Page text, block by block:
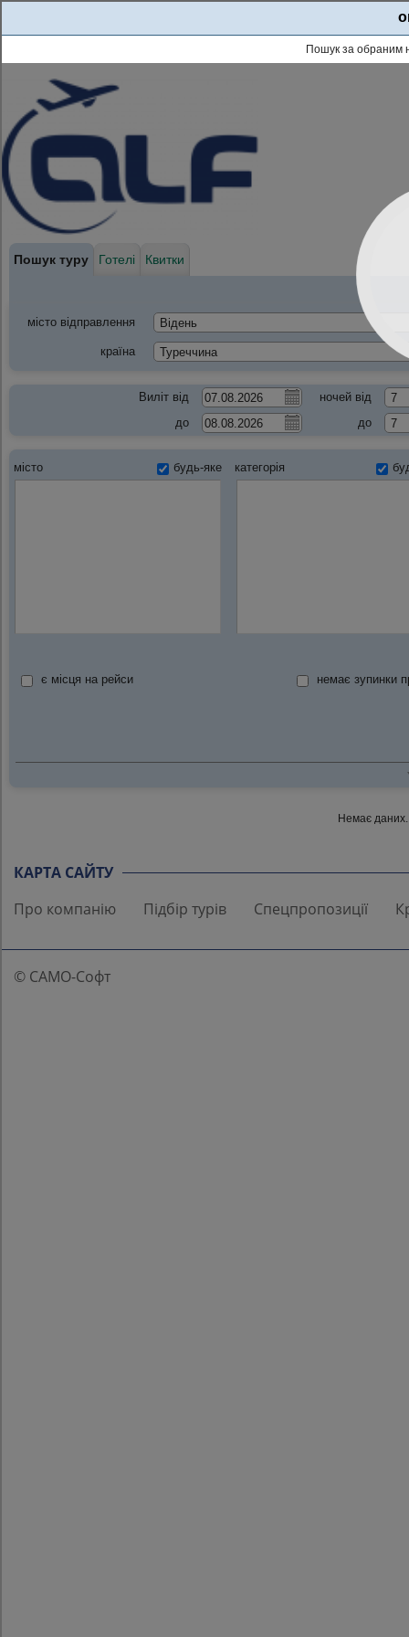
Пошук туру Готелі Квитки
місто відправлення
країна
Виліт від
ночей від
до
до
місто будь-яке категорія
є місця на рейси немає зупинки
Немає
КАРТА САЙТУ
Про компанію
Підбір турів Спецпропозиції
© САМО-Софт
Пошук за обраним